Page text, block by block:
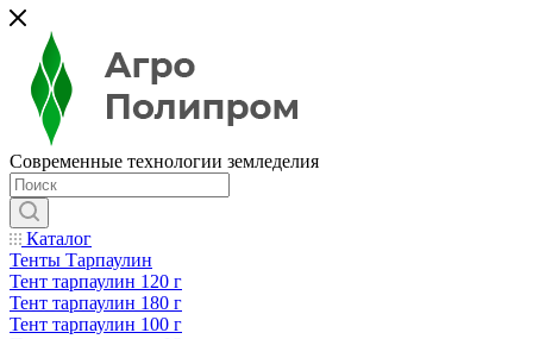
Современные технологии земледелия
Каталог
Тенты Тарпаулин
Тент тарпаулин 120 г
Тент тарпаулин 180 г
Тент тарпаулин 100 г